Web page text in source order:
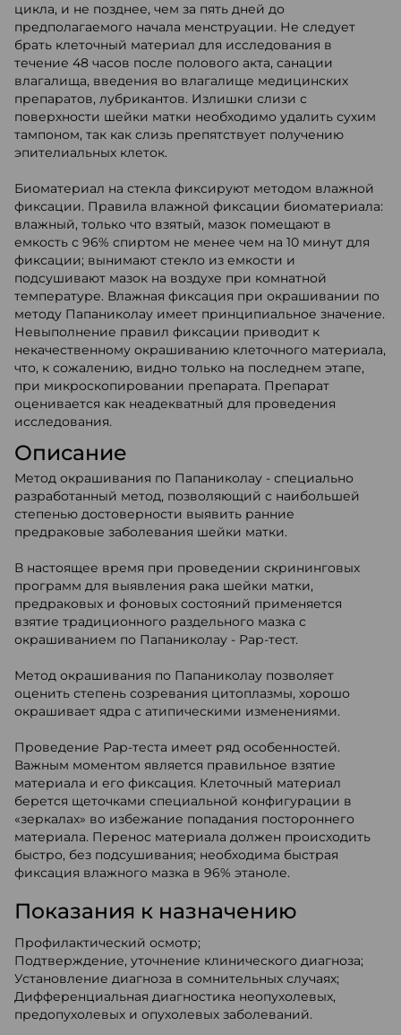
цикла, и не позднее, чем за пять дней до
предполагаемого начала менструации. Не следует
брать клеточный материал для исследования в
течение 48 часов после полового акта, санации
влагалища, введения во влагалище медицинских
препаратов, лубрикантов. Излишки слизи с
поверхности шейки матки необходимо удалить сухим
тампоном, так как слизь препятствует получению
эпителиальных клеток.
Биоматериал на стекла фиксируют методом влажной
фиксации. Правила влажной фиксации биоматериала:
влажный, только что взятый, мазок помещают в
емкость с 96% спиртом не менее чем на 10 минут для
фиксации; вынимают стекло из емкости и
подсушивают мазок на воздухе при комнатной
температуре. Влажная фиксация при окрашивании по
методу Папаниколау имеет принципиальное значение.
Невыполнение правил фиксации приводит к
некачественному окрашиванию клеточного материала,
что, к сожалению, видно только на последнем этапе,
при микроскопировании препарата. Препарат
оценивается как неадекватный для проведения
исследования.
Описание
Метод окрашивания по Папаниколау - специально
разработанный метод, позволяющий с наибольшей
степенью достоверности выявить ранние
предраковые заболевания шейки матки.
В настоящее время при проведении скрининговых
программ для выявления рака шейки матки,
предраковых и фоновых состояний применяется
взятие традиционного раздельного мазка с
окрашиванием по Папаниколау - Рар-тест.
Метод окрашивания по Папаниколау позволяет
оценить степень созревания цитоплазмы, хорошо
окрашивает ядра с атипическими изменениями.
Проведение Рар-теста имеет ряд особенностей.
Важным моментом является правильное взятие
материала и его фиксация. Клеточный материал
берется щеточками специальной конфигурации в
«зеркалах» во избежание попадания постороннего
материала. Перенос материала должен происходить
быстро, без подсушивания; необходима быстрая
фиксация влажного мазка в 96% этаноле.
Показания к назначению
Профилактический осмотр;
Подтверждение, уточнение клинического диагноза;
Установление диагноза в сомнительных случаях;
Дифференциальная диагностика неопухолевых,
предопухолевых и опухолевых заболеваний.